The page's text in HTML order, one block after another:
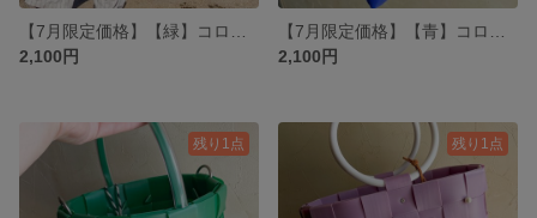
2,100円
2,100円
残り1点 残り1点